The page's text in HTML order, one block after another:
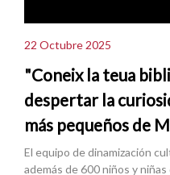
22 Octubre 2025
"Coneix la teua
despertar la
más pequeños de
El equipo de dinamización
además de 600 niños y